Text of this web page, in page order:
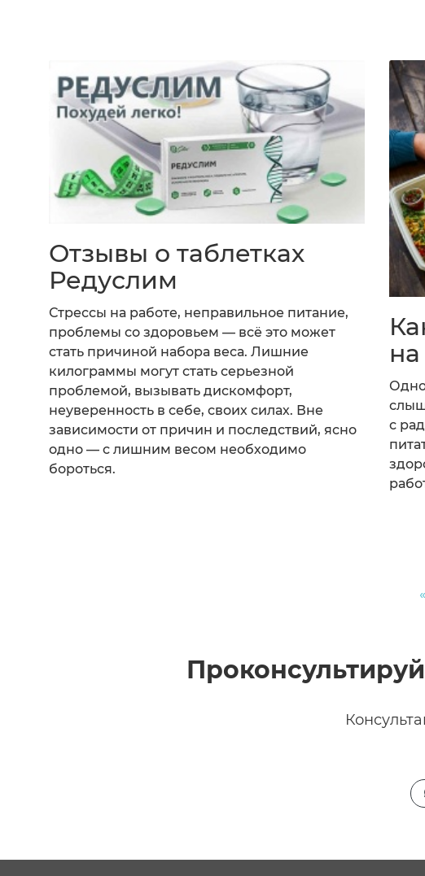
Отзывы о таблетках
Редуслим
Стрессы на работе, неправильное питание,
проблемы со здоровьем — всё это может
стать причиной набора веса. Лишние
килограммы могут стать серьезной
проблемой, вызывать дискомфорт,
неуверенность в себе, своих силах. Вне
зависимости от причин и последствий, ясно
одно — с лишним весом необходимо
бороться.
с
«